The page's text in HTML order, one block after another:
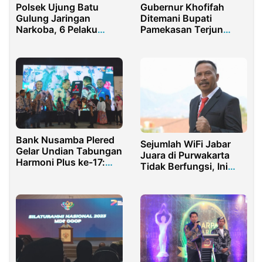
Polsek Ujung Batu
Gulung Jaringan
Narkoba, 6 Pelaku
Gubernur Khofifah
Ditemani Bupati
Pamekasan Terjun
Bank Nusamba Plered
Gelar Undian Tabungan
Harmoni Plus ke-17:
Sejumlah WiFi Jabar
Juara di Purwakarta
Tidak Berfungsi, Ini